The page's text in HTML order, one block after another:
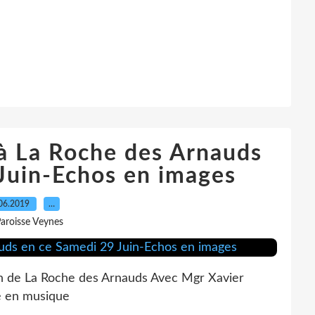
La Roche des Arnauds
Echos en images
…
Veynes
La Roche des Arnauds Avec Mgr Xavier
en musique